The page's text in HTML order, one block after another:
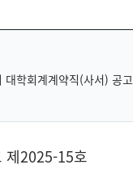
학회계계약직(사서) 공고
제2025-15호